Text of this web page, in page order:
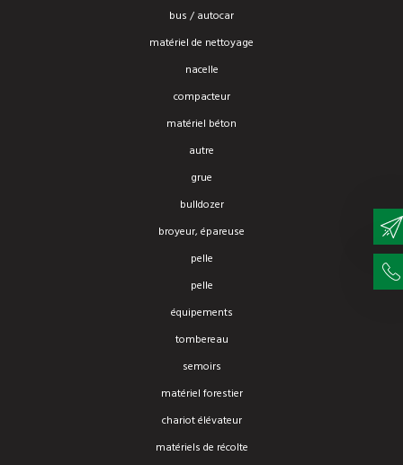
bus / autocar
matériel de nettoyage
nacelle
compacteur
matériel béton
autre
grue
bulldozer
broyeur, épareuse
pelle
pelle
équipements
tombereau
semoirs
matériel forestier
chariot élévateur
matériels de récolte